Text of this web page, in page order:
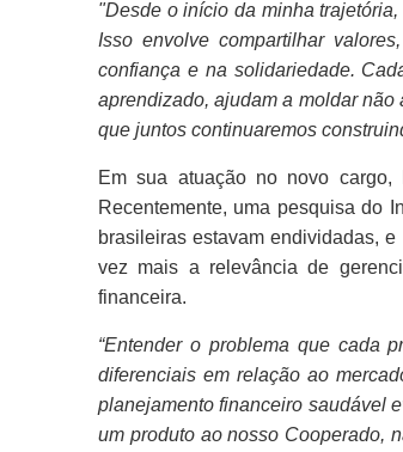
"Desde o início da minha
Isso envolve compartilhar
confiança e na solidariedade.
aprendizado, ajudam a moldar não
que juntos continuaremos
Em sua atuação no novo cargo,
Recentemente, uma pesquisa do
brasileiras estavam endividadas,
vez mais a relevância de
financeira.
“Entender o problema que cada
diferenciais em relação ao
planejamento financeiro saudável
um produto ao nosso Cooperado,